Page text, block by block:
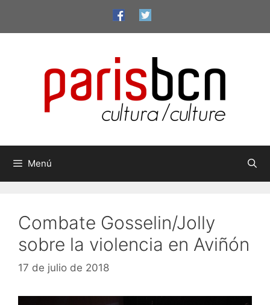
contenido
Menú
Combate Gosselin/Jolly
sobre la violencia en Aviñón
17 de julio de 2018